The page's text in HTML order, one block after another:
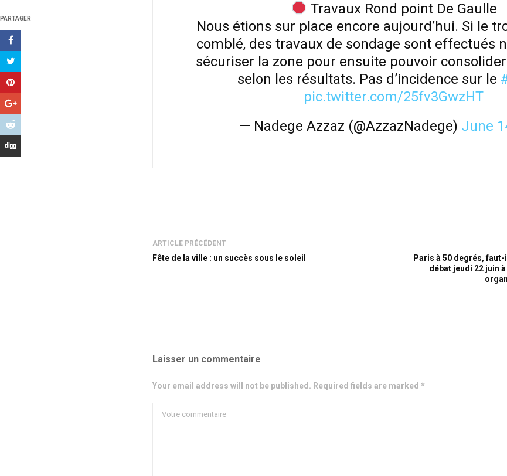
PARTAGER
Travaux Rond point De Gaulle
Nous étions sur place encore aujourd’hui. Si le
comblé, des travaux de sondage sont effectués
sécuriser la zone pour ensuite pouvoir
selon les résultats. Pas d’incidence sur le
pic.twitter.com/25fv3GwzHT
— Nadege Azzaz (@AzzazNadege) June
ARTICLE PRÉCÉDENT
Fête de la ville : un succès sous le soleil
Paris à 50 degrés,
débat jeudi 22 juin
Laisser un commentaire
Your email address will not be published. Required fields are marked *